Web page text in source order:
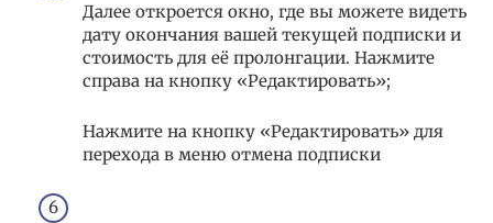
Далее откроется окно, где вы можете видеть
дату окончания вашей текущей подписки и
стоимость для её пролонгации. Нажмите
справа на кнопку «Редактировать»;
Нажмите на кнопку «Редактировать» для
перехода в меню отмена подписки